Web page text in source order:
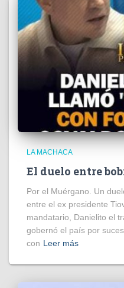
LA MACHACA
El duelo entre
Por el Muérgano. Un
entre el ex presidente
mandatario, Danielito el
gobernó el país por
con Leer más